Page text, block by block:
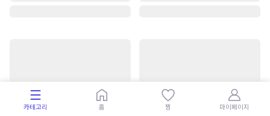
카테고리 홈 찜 마이페이지